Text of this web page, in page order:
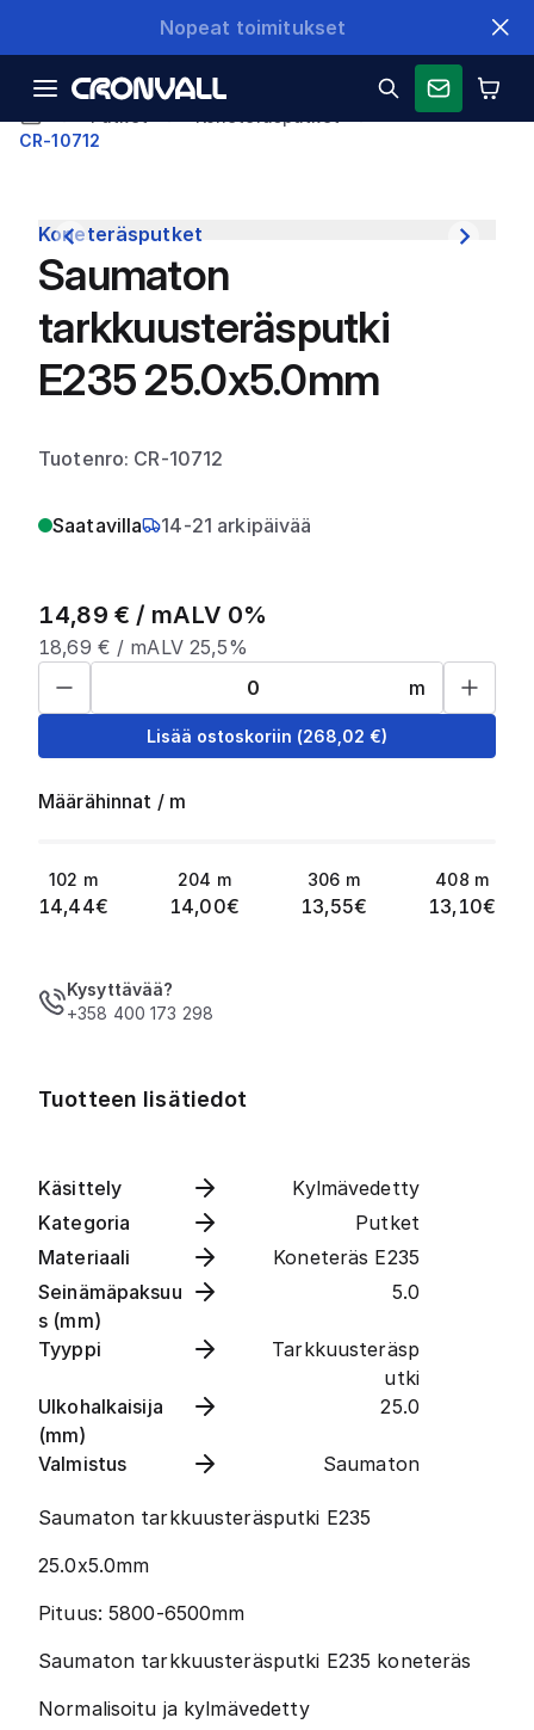
Nopeat toimitukset
CR-10712
Koneteräsputket
Saumaton
tarkkuusteräsputki
E235 25.0x5.0mm
Tuotenro: CR-10712
Saatavilla 14-21 arkipäivää
14,89 € / mALV 0%
18,69 € / mALV 25,5%
m
Lisää ostoskoriin (268,02 €)
Määrähinnat / m
102 m
14,44€
204 m
14,00€
306 m
13,55€
408 m
13,10€
Kysyttävää?
+358 400 173 298
Tuotteen lisätiedot
Käsittely
Kylmävedetty
Kategoria
Putket
Materiaali
Koneteräs E235
Seinämäpaksuu
s (mm)
5.0
Tyyppi
Tarkkuusteräsp
utki
Ulkohalkaisija
(mm)
25.0
Valmistus Saumaton
Saumaton tarkkuusteräsputki E235
25.0x5.0mm
Pituus: 5800-6500mm
Saumaton tarkkuusteräsputki E235 koneteräs
Normalisoitu ja kylmävedetty